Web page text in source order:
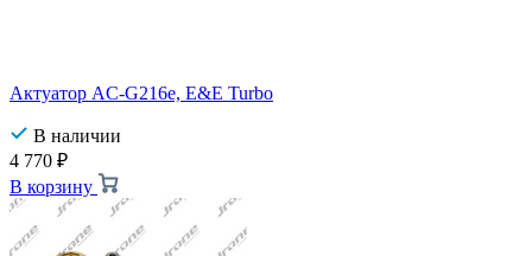
Актуатор AC-G216e, E&E Turbo
В наличии
4 770 ₽
В корзину